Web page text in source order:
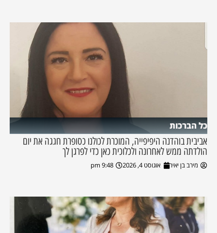
כל הברכות
אביבית בוהדנה היפיפייה, המוכרת לכולנו כסופרת חגגה את יום
הולדתה ממש לאחרונה ולכלוכית כאן כדי לפרגן לך
מירב בן יאיר אוגוסט 4, 2026 9:48 pm